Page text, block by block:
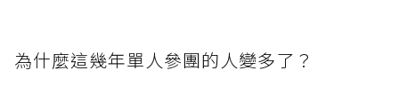
為什麼這幾年單人參團的人變多了？